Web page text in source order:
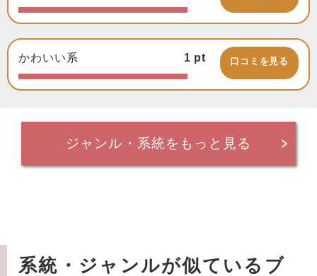
かわいい系 1 pt 口コミを見る
ジャンル・系統をもっと見る
系統・ジャンルが似ているブ